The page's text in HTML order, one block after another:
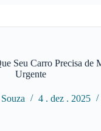
Seu Carro Precisa de
Urgente
4 . dez . 2025